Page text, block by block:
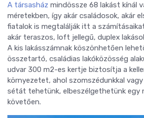
A társasház mindössze 68 lakást kínál
méretekben, így akár családosok, akár
fiatalok is megtalálják itt a
akár teraszos, loft jellegű, duplex
A kis lakásszámnak köszönhetően
összetartó, családias lakóközösség
udvar 300 m2-es kertje biztosítja a
környezetet, ahol szomszédunkkal
sétát tehetünk, elbeszélgethetünk egy
követően.